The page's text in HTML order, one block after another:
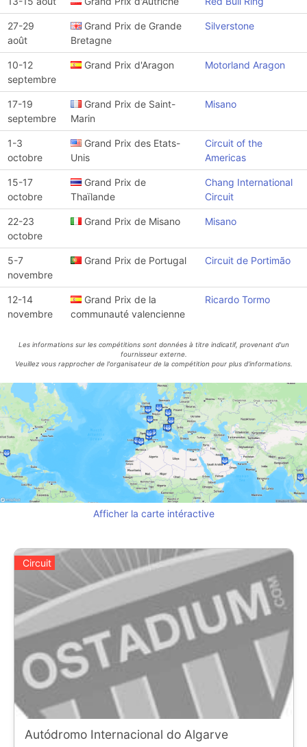
27-29
août
Grand Prix de Grande
Bretagne
Silverstone
10-12
septembre
Grand Prix d'Aragon Motorland Aragon
17-19
septembre
Grand Prix de Saint-
Marin
Misano
1-3
octobre
Grand Prix des Etats-
Unis
Circuit of the
Americas
15-17
octobre
Grand Prix de
Thaïlande
Chang International
Circuit
22-23
octobre
Grand Prix de Misano Misano
5-7
novembre
Grand Prix de Portugal Circuit de Portimão
12-14
novembre
Grand Prix de la
communauté valencienne
Ricardo Tormo
Les informations sur les compétitions sont données à titre indicatif, provenant d'un
fournisseur externe.
Veuillez vous rapprocher de l'organisateur de la compétition pour plus d'informations.
Afficher la carte intéractive
Circuit
Autódromo Internacional do Algarve